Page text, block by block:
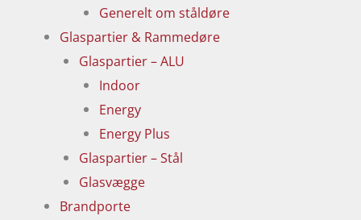
Generelt om ståldøre
Glaspartier & Rammedøre
Glaspartier – ALU
Indoor
Energy
Energy Plus
Glaspartier – Stål
Glasvægge
Brandporte